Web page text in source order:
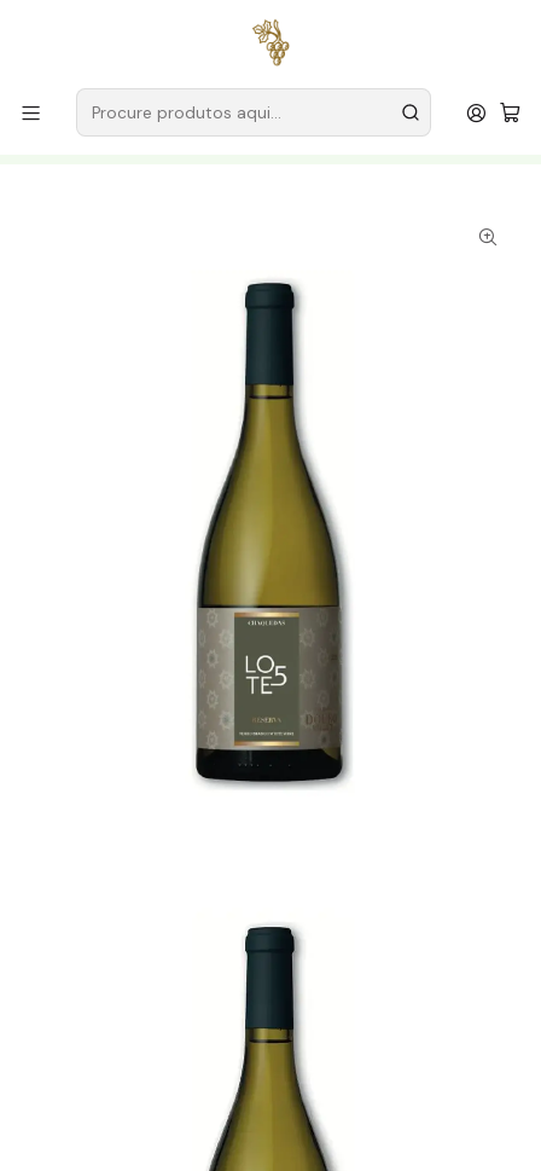
para encomendas a partir de
Produtores
Douro
Quinta das Chaquedas – Lote 5
Quinta das Chaquedas - Lote 5 Reserva 2023 Douro
Branco 75cl